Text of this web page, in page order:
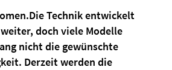
Technik entwickelt
doch viele Modelle
nicht die gewünschte
Derzeit werden die